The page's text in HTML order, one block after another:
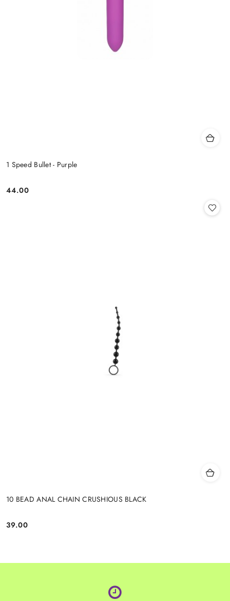
1 Speed Bullet - Purple
Cena:
44.00
10 BEAD ANAL CHAIN CRUSHIOUS BLACK
Cena:
39.00